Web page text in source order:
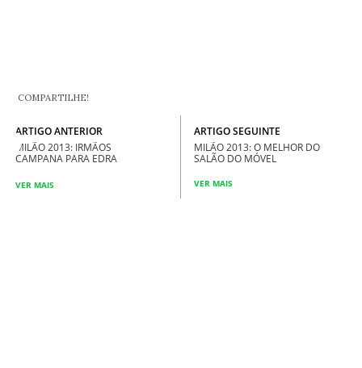
COMPARTILHE!
ARTIGO ANTERIOR
MILÃO 2013: IRMÃOS
CAMPANA PARA EDRA
VER MAIS
ARTIGO SEGUINTE
MILÃO 2013: O MELHOR DO
SALÃO DO MÓVEL
VER MAIS